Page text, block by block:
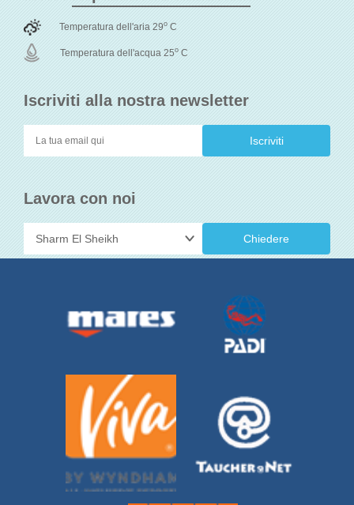
Iscriviti alla nostra newsletter
Lavora con noi
Chiedere
Temperatura dell'aria 29o C
Temperatura dell'acqua 25o C